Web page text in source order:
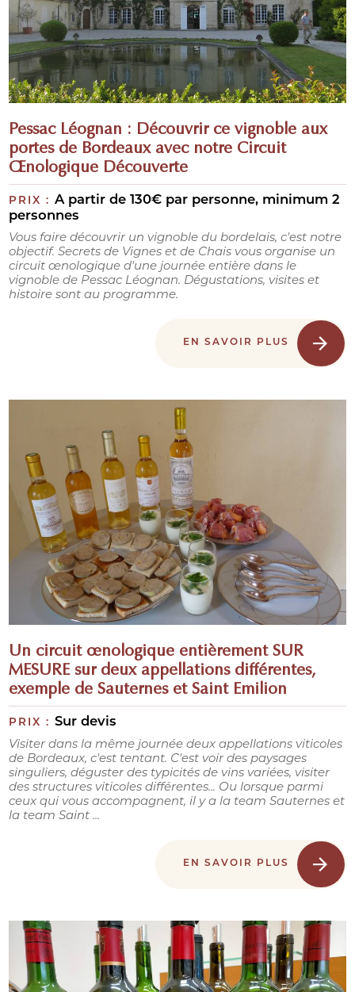
Pessac Léognan : Découvrir ce vignoble aux
portes de Bordeaux avec notre Circuit
Œnologique Découverte
PRIX :A partir de 130€ par personne, minimum 2
personnes
Vous faire découvrir un vignoble du bordelais, c'est notre
objectif. Secrets de Vignes et de Chais vous organise un
circuit œnologique d'une journée entière dans le
vignoble de Pessac Léognan. Dégustations, visites et
histoire sont au programme.
EN SAVOIR PLUS
Un circuit œnologique entièrement SUR
MESURE sur deux appellations différentes,
exemple de Sauternes et Saint Emilion
PRIX :Sur devis
Visiter dans la même journée deux appellations viticoles
de Bordeaux, c'est tentant. C'est voir des paysages
singuliers, déguster des typicités de vins variées, visiter
des structures viticoles différentes... Ou lorsque parmi
ceux qui vous accompagnent, il y a la team Sauternes et
la team Saint ...
EN SAVOIR PLUS